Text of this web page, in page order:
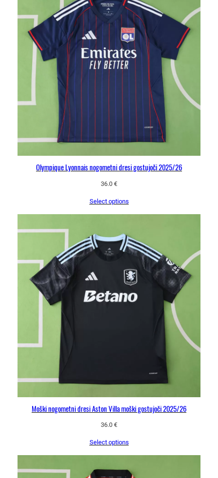
Olympique Lyonnais nogometni dresi gostujoči 2025/26
36.0 €
Select options
Moški nogometni dresi Aston Villa moški gostujoči 2025/26
36.0 €
Select options